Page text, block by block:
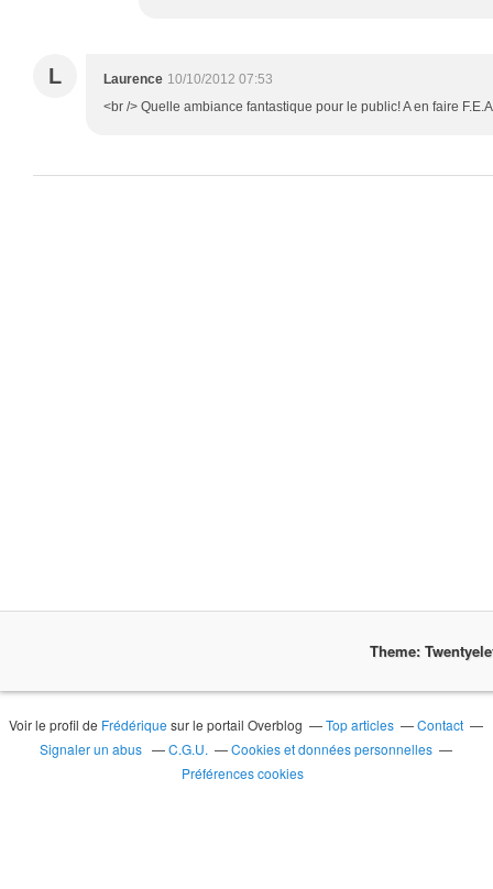
L Laurence 10/10/2012 07:53
<br /> Quelle ambiance fantastique pour le public! A en faire
Theme:
Voir le profil de Frédérique sur le portail Overblog Top articles
Contact
Signaler un abus
C.G.U.
Cookies et données personnelles
Préférences cookies